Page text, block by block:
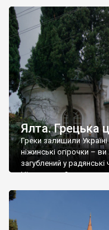
Ялта. Грецька
Греки залишили
ніжинські огірочки –
загублений у
Ніжин греки?